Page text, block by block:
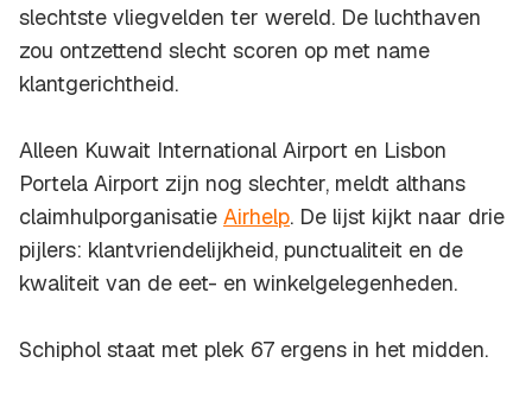
slechtste vliegvelden ter wereld. De luchthaven
zou ontzettend slecht scoren op met name
klantgerichtheid.
Alleen Kuwait International Airport en Lisbon
Portela Airport zijn nog slechter, meldt althans
claimhulporganisatie Airhelp. De lijst kijkt naar drie
pijlers: klantvriendelijkheid, punctualiteit en de
kwaliteit van de eet- en winkelgelegenheden.
Schiphol staat met plek 67 ergens in het midden.